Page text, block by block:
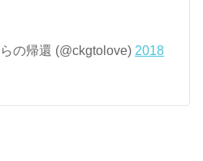
の帰還 (@ckgtolove) 2018